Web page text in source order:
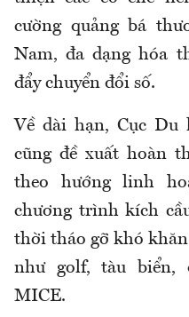
cường quảng bá
Nam, đa dạng hóa
đẩy chuyển đổi số.
Về dài hạn, Cục Du
cũng đề xuất hoàn
theo hướng linh
chương trình kích
thời tháo gỡ khó
như golf, tàu biển,
MICE.